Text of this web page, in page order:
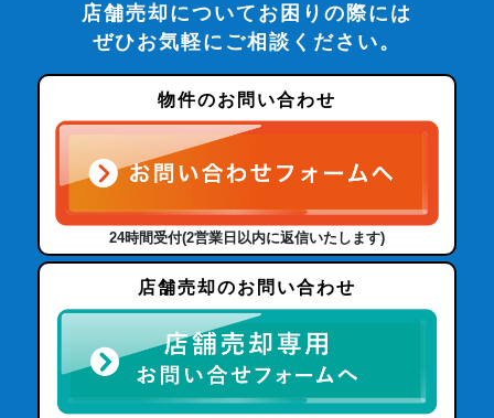
店舗売却についてお困りの際には
ぜひお気軽にご相談ください。
物件のお問い合わせ
24時間受付(2営業日以内に返信いたします)
店舗売却のお問い合わせ